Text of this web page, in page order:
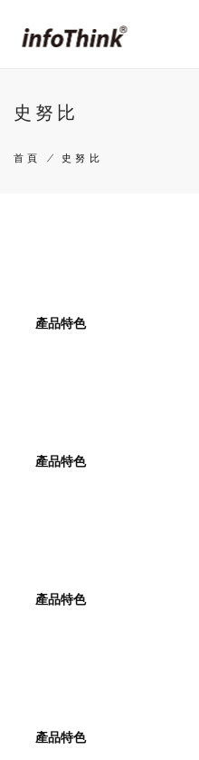
史努比
首頁 / 史努比
產品特色
產品特色
產品特色
產品特色